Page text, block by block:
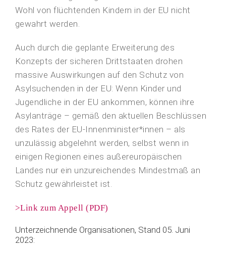
Wohl von flüchtenden Kindern in der EU nicht
gewahrt werden.
Auch durch die geplante Erweiterung des
Konzepts der sicheren Drittstaaten drohen
massive Auswirkungen auf den Schutz von
Asylsuchenden in der EU: Wenn Kinder und
Jugendliche in der EU ankommen, können ihre
Asylanträge – gemäß den aktuellen Beschlüssen
des Rates der EU-Innenminister*innen – als
unzulässig abgelehnt werden, selbst wenn in
einigen Regionen eines außereuropäischen
Landes nur ein unzureichendes Mindestmaß an
Schutz gewährleistet ist.
>Link zum Appell (PDF)
Unterzeichnende Organisationen, Stand 05. Juni
2023: